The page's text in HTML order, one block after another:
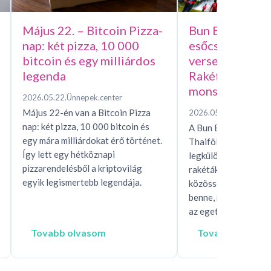
Május 22. – Bitcoin Pizza-
nap: két pizza, 10 000
bitcoin és egy milliárdos
legenda
2026.05.22.Ünnepek.center
Május 22-én van a Bitcoin Pizza
nap: két pizza, 10 000 bitcoin és
egy mára milliárdokat érő történet.
Így lett egy hétköznapi
pizzarendelésből a kriptovilág
egyik legismertebb legendája.
Tovabb olvasom
Bun Bang Fai –
esőcsináló
versenye,
monszunért
2026.05.15.
A Bun Bang Fai
Thaiföld és Laosz
legkülönösebb
rakéták, mítoszok,
közösségi rítusok
benne, miközben
az eget, hogy…
Tovabb